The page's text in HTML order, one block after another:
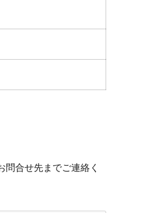
合せ先までご連絡く